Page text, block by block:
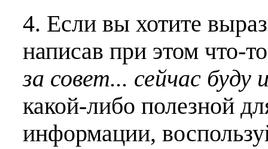
4. Если вы хотите
написав при этом что-
за совет... сейчас буду
какой-либо полезной
информации,